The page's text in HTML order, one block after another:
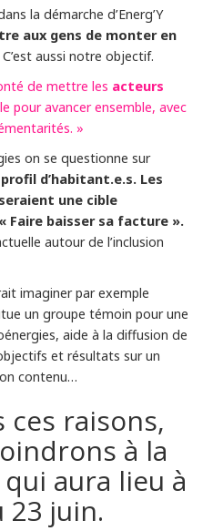
la démarche d’Energ’Y
aux gens de monter en
C’est aussi notre objectif.
de mettre les acteurs
pour avancer ensemble, avec
»
on se questionne sur
d’habitant.e.s. Les
une cible
Faire baisser sa facture ».
autour de l’inclusion
imaginer par exemple
un groupe témoin pour une
aide à la diffusion de
et résultats sur un
contenu…
ces raisons,
à la
aura lieu à
23 juin.